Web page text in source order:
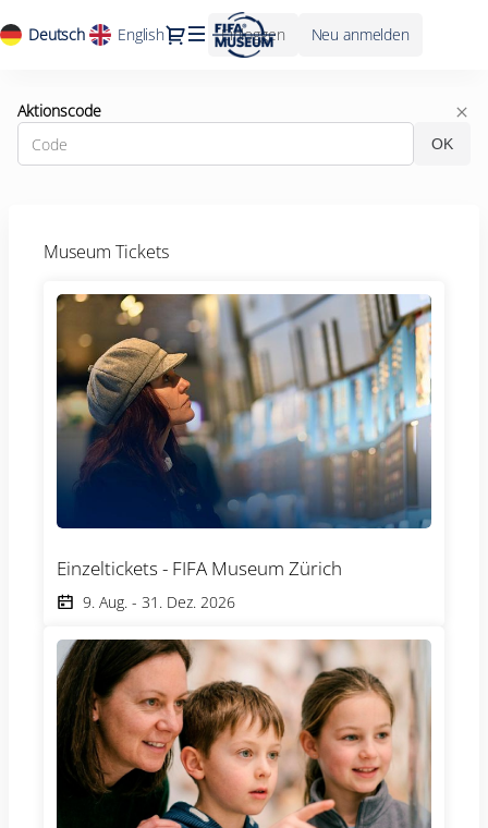
AktuelleDeutsch English Dialog
Einloggen Neu anmelden
Aktionscode
OK
FIFA
Museum
Online-
Museum Tickets
Einzeltickets - FIFA Museum Zürich
9. Aug. - 31. Dez. 2026